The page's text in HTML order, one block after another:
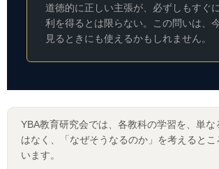
道徳的に正しい主張が、必ずしもすぐ
利を得るとは限らない。この問いは、
見るときにも使えるかもしれません。
YBA教育研究会では、各教科の学習を、単な
はなく、「なぜそうなるのか」を考えるとこ
います。